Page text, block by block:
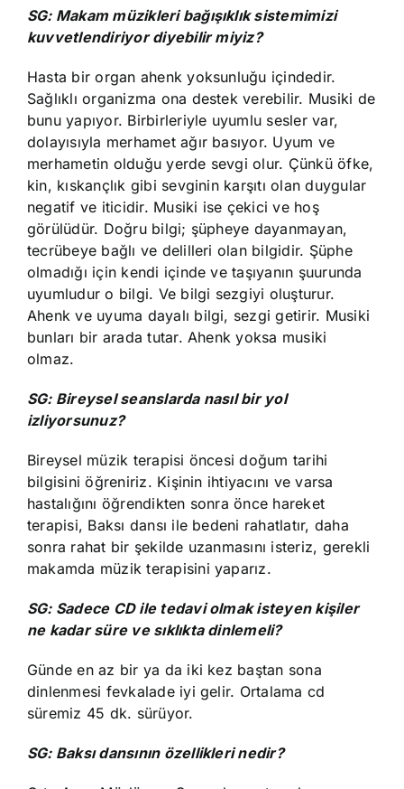
SG: Makam müzikleri bağışıklık sistemimizi
kuvvetlendiriyor diyebilir miyiz?
Hasta bir organ ahenk yoksunluğu içindedir.
Sağlıklı organizma ona destek verebilir. Musiki de
bunu yapıyor. Birbirleriyle uyumlu sesler var,
dolayısıyla merhamet ağır basıyor. Uyum ve
merhametin olduğu yerde sevgi olur. Çünkü öfke,
kin, kıskançlık gibi sevginin karşıtı olan duygular
negatif ve iticidir. Musiki ise çekici ve hoş
görülüdür. Doğru bilgi; şüpheye dayanmayan,
tecrübeye bağlı ve delilleri olan bilgidir. Şüphe
olmadığı için kendi içinde ve taşıyanın şuurunda
uyumludur o bilgi. Ve bilgi sezgiyi oluşturur.
Ahenk ve uyuma dayalı bilgi, sezgi getirir. Musiki
bunları bir arada tutar. Ahenk yoksa musiki
olmaz.
SG: Bireysel seanslarda nasıl bir yol
izliyorsunuz?
Bireysel müzik terapisi öncesi doğum tarihi
bilgisini öğreniriz. Kişinin ihtiyacını ve varsa
hastalığını öğrendikten sonra önce hareket
terapisi, Baksı dansı ile bedeni rahatlatır, daha
sonra rahat bir şekilde uzanmasını isteriz, gerekli
makamda müzik terapisini yaparız.
SG: Sadece CD ile tedavi olmak isteyen kişiler
ne kadar süre ve sıklıkta dinlemeli?
Günde en az bir ya da iki kez baştan sona
dinlenmesi fevkalade iyi gelir. Ortalama cd
süremiz 45 dk. sürüyor.
SG: Baksı dansının özellikleri nedir?